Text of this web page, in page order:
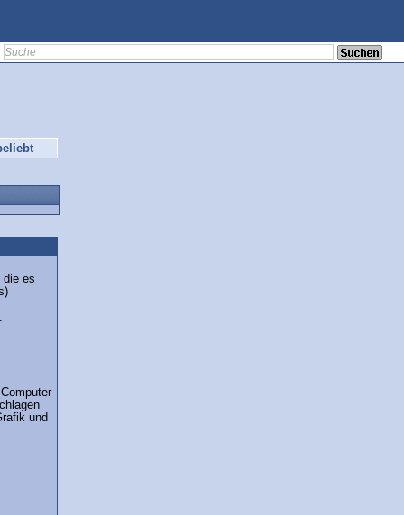
die es
und